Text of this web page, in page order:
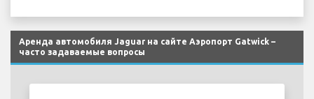
Аренда автомобиля Jaguar на сайте Аэропорт Gatwick –
часто задаваемые вопросы